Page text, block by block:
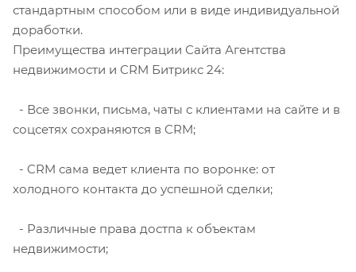
стандартным способом или в виде индивидуальной
доработки.
Преимущества интеграции Сайта Агентства
недвижимости и CRM Битрикс 24:
- Все звонки, письма, чаты с клиентами на сайте и в
соцсетях сохраняются в CRM;
- CRM сама ведет клиента по воронке: от
холодного контакта до успешной сделки;
- Различные права достпа к объектам
недвижимости;